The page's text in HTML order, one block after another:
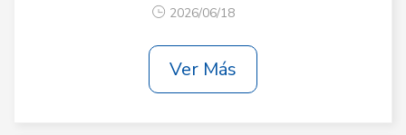
2026/06/18
Ver Más